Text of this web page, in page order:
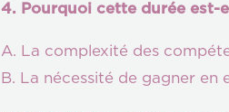
4. Pourquoi cette durée est-
A. La complexité des
B. La nécessité de gagner en